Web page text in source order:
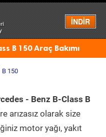
İNDİR
Menü
B 150 Araç Bakımı
B 150
- Benz B-Class B
arızasız olarak size
motor yağı, yakıt